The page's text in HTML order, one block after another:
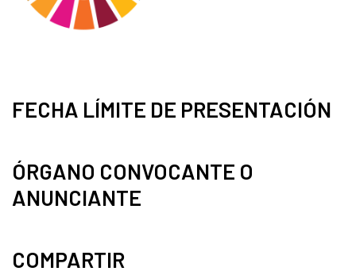
FECHA LÍMITE DE PRESENTACIÓN
ÓRGANO CONVOCANTE O
ANUNCIANTE
COMPARTIR